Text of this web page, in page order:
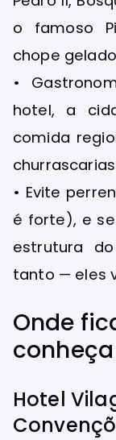
o famoso
chope
•
hotel, a
comida
• Evite
é forte), e
estrutura
tanto — eles
Onde
Hotel